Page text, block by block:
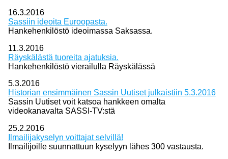
16.3.2016
Sassiin ideoita Euroopasta.
Hankehenkilöstö ideoimassa Saksassa.
11.3.2016
Räyskälästä tuoreita ajatuksia.
Hankehenkilöstö vierailulla Räyskälässä
5.3.2016
Historian ensimmäinen Sassin Uutiset julkaistiin 5.3.2016
Sassin Uutiset voit katsoa hankkeen omalta
videokanavalta SASSI-TV:stä
25.2.2016
Ilmailijakyselyn voittajat selvillä!
Ilmailijoille suunnattuun kyselyyn lähes 300 vastausta.